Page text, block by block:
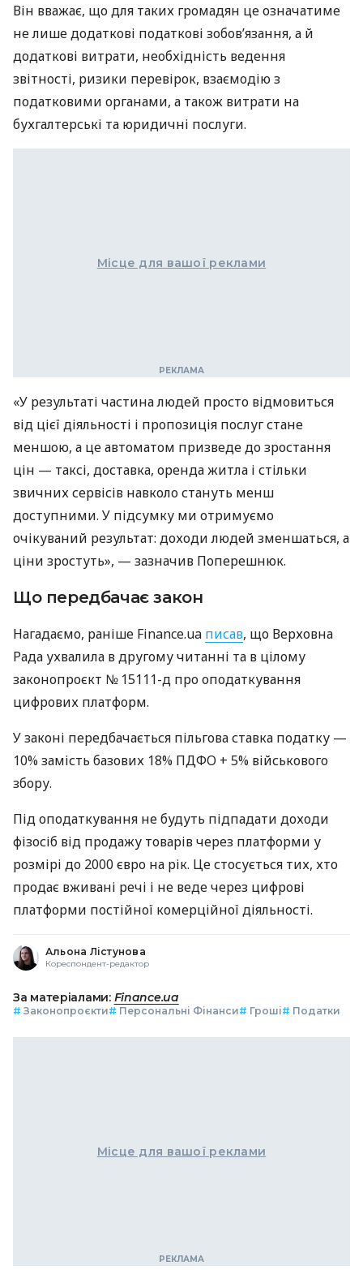
Він вважає, що для таких громадян це означатиме
не лише додаткові податкові зобов’язання, а й
додаткові витрати, необхідність ведення
звітності, ризики перевірок, взаємодію з
податковими органами, а також витрати на
бухгалтерські та юридичні послуги.
Місце для вашої реклами
«У результаті частина людей просто відмовиться
від цієї діяльності і пропозиція послуг стане
меншою, а це автоматом призведе до зростання
цін — таксі, доставка, оренда житла і стільки
звичних сервісів навколо стануть менш
доступними. У підсумку ми отримуємо
очікуваний результат: доходи людей зменшаться, а
ціни зростуть», — зазначив Поперешнюк.
Що передбачає закон
Нагадаємо, раніше Finance.ua писав, що Верховна
Рада ухвалила в другому читанні та в цілому
законопроєкт № 15111-д про оподаткування
цифрових платформ.
У законі передбачається пільгова ставка податку —
10% замість базових 18% ПДФО + 5% військового
збору.
Під оподаткування не будуть підпадати доходи
фізосіб від продажу товарів через платформи у
розмірі до 2000 євро на рік. Це стосується тих, хто
продає вживані речі і не веде через цифрові
платформи постійної комерційної діяльності.
Альона Лістунова
Кореспондент-редактор
За матеріалами: Finance.ua
# Законопроєкти# Персональні Фінанси# Гроші# Податки
Місце для вашої реклами